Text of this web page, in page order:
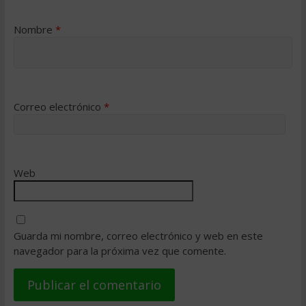
Nombre *
Correo electrónico *
Web
Guarda mi nombre, correo electrónico y web en este
navegador para la próxima vez que comente.